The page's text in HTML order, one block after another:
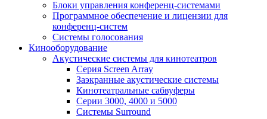
Блоки управления конференц-системами
Программное обеспечение и лицензии для
конференц-систем
Системы голосования
Кинооборудование
Акустические системы для кинотеатров
Cерия Screen Array
Заэкранные акустические системы
Кинотеатральные сабвуферы
Серии 3000, 4000 и 5000
Системы Surround